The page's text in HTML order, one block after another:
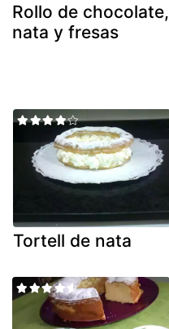
Rollo de chocolate,
nata y fresas
Tortell de nata